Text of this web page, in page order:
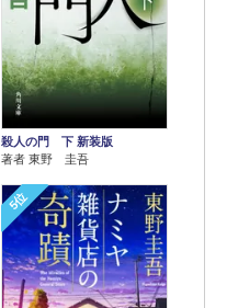
殺人の門 下 新装版
著者 東野 圭吾
5位